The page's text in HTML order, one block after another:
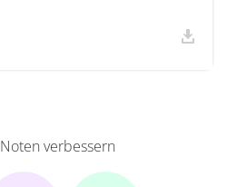
Noten verbessern